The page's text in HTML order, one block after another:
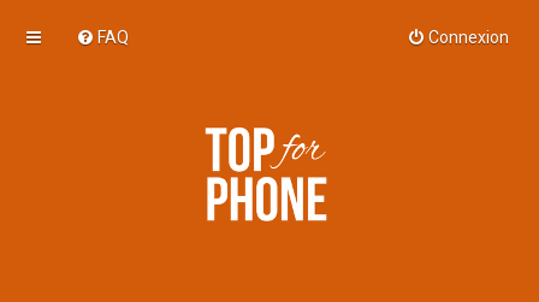
FAQ Connexion